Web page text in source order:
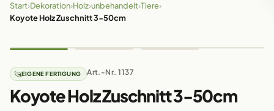
Start›Dekoration›Holz›unbehandelt›Tiere›
Koyote Holz Zuschnitt 3-50cm
EIGENE FERTIGUNG Art.-Nr. 1137
Koyote Holz Zuschnitt 3-50cm